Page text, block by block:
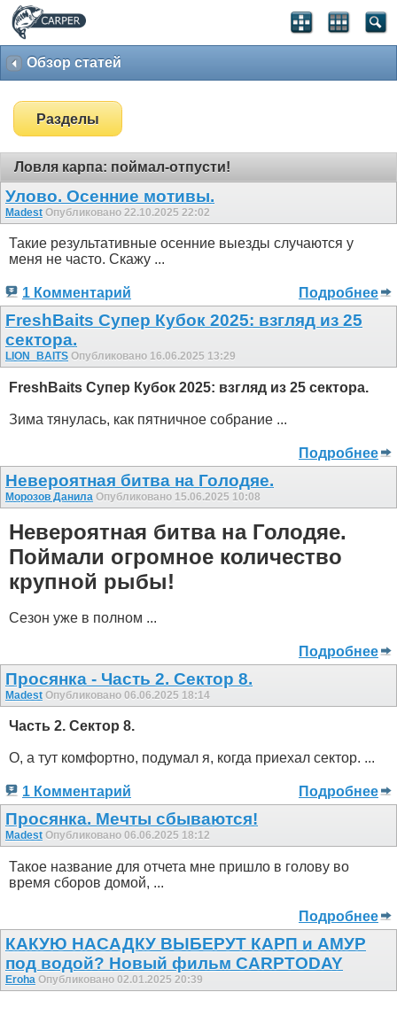
Обзор статей
Разделы
Ловля карпа: поймал-отпусти!
Улово. Осенние мотивы.
Madest Опубликовано 22.10.2025 22:02
Такие результативные осенние выезды случаются у
меня не часто. Скажу ...
1 Комментарий Подробнее
FreshBaits Супер Кубок 2025: взгляд из 25
сектора.
LION_BAITS Опубликовано 16.06.2025 13:29
FreshBaits Супер Кубок 2025: взгляд из 25 сектора.
Зима тянулась, как пятничное собрание ...
Подробнее
Невероятная битва на Голодяе.
Морозов Данила Опубликовано 15.06.2025 10:08
Невероятная битва на Голодяе.
Поймали огромное количество
крупной рыбы!
Сезон уже в полном ...
Подробнее
Просянка - Часть 2. Сектор 8.
Madest Опубликовано 06.06.2025 18:14
Часть 2. Сектор 8.
О, а тут комфортно, подумал я, когда приехал сектор. ...
1 Комментарий Подробнее
Просянка. Мечты сбываются!
Madest Опубликовано 06.06.2025 18:12
Такое название для отчета мне пришло в голову во
время сборов домой, ...
Подробнее
КАКУЮ НАСАДКУ ВЫБЕРУТ КАРП и АМУР
под водой? Новый фильм CARPTODAY
Eroha Опубликовано 02.01.2025 20:39